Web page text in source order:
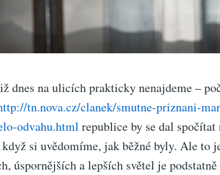
dnes na ulicích prakticky nenajdeme –
tn.nova.cz/clanek/smutne-priznani-
odvahu.html republice by se dal spočítat
si uvědomíme, jak běžné byly. Ale to
úspornějších a lepších světel je